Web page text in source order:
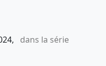
dans la série
LinkedIn